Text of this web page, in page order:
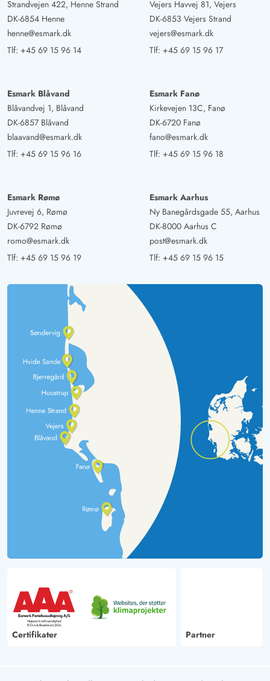
Strandvejen 422, Henne Strand
DK-6854 Henne
henne@esmark.dk
Tlf: +45 69 15 96 14
Vejers Havvej 81, Vejers
DK-6853 Vejers Strand
vejers@esmark.dk
Tlf: +45 69 15 96 17
Esmark Blåvand
Blåvandvej 1, Blåvand
DK-6857 Blåvand
blaavand@esmark.dk
Tlf: +45 69 15 96 16
Esmark Fanø
Kirkevejen 13C, Fanø
DK-6720 Fanø
fano@esmark.dk
Tlf: +45 69 15 96 18
Esmark Rømø
Juvrevej 6, Rømø
DK-6792 Rømø
romo@esmark.dk
Tlf: +45 69 15 96 19
Esmark Aarhus
Ny Banegårdsgade 55, Aarhus
DK-8000 Aarhus C
post@esmark.dk
Tlf: +45 69 15 96 15
Certifikater Partner